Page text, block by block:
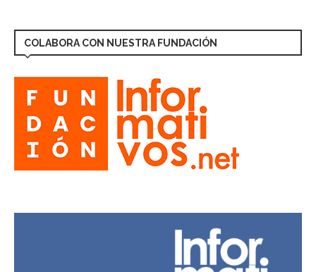
COLABORA CON NUESTRA FUNDACIÓN